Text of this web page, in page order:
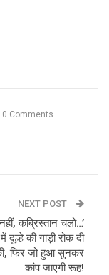
0 Comments
NEXT POST
कब्रिस्तान चलो…’
दूल्हे की गाड़ी रोक दी
फिर जो हुआ सुनकर
कांप जाएगी रूह!